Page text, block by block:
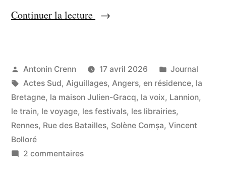
Continuer la lecture « Le
cervelle
de
six
péquins »
Publié
par
Antonin Crenn 17 avril 2026
Publié
dans
Journal
Étiquettes :
Actes Sud, Aiguillages, Angers, en résidence, la
Bretagne, la maison Julien-Gracq, la voix, Lannion,
le train, le voyage, les festivals, les librairies,
Rennes, Rue des Batailles, Solène Comșa, Vincent
Bolloré
2 commentairessur